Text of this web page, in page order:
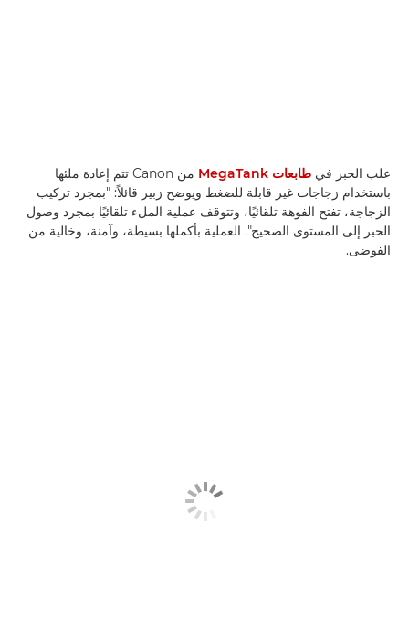
علب الحبر في طابعات MegaTank
من Canon تتم إعادة ملئها
باستخدام زجاجات غير قابلة للضغط ويوضح زبير قائلاً: "بمجرد تركيب
الزجاجة، تفتح الفوهة تلقائيًا، وتتوقف عملية الملء تلقائيًا بمجرد وصول
الحبر إلى المستوى الصحيح". العملية بأكملها بسيطة، وآمنة، وخالية من
الفوضى.